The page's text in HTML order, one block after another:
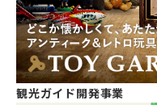
観光ガイド開発事業